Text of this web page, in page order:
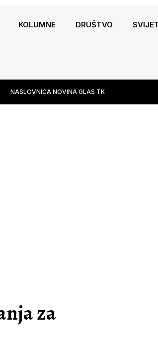
KOLUMNE DRUŠTVO
NASLOVNICA NOVINA GLAS TK
za